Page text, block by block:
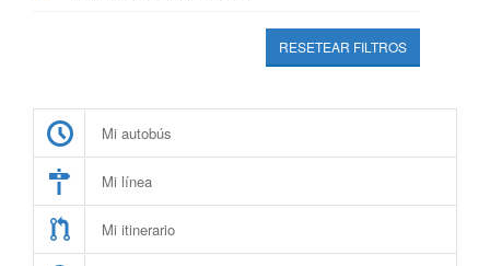
RESETEAR FILTROS
Mi autobús
Mi línea
Mi itinerario